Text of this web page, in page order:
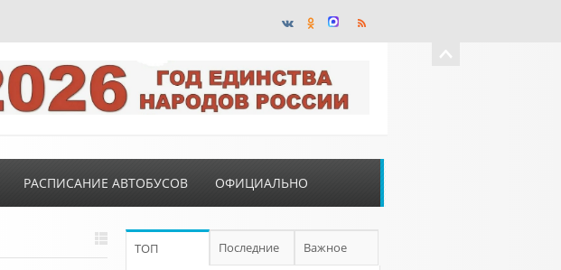
РАСПИСАНИЕ АВТОБУСОВ ОФИЦИАЛЬНО
ТОП Последние Важное